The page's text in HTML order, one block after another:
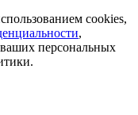
cookies,
,
ваших персональных